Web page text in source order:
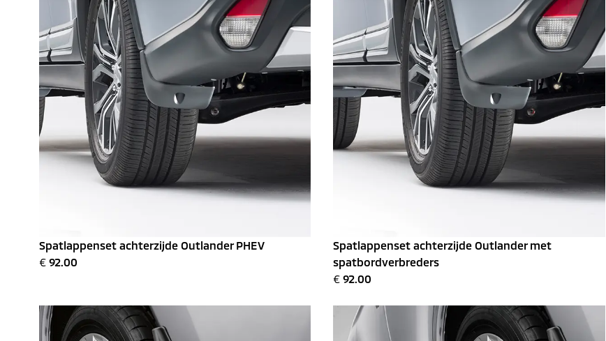
Spatlappenset achterzijde Outlander PHEV
€ 92.00
Spatlappenset achterzijde Outlander met
spatbordverbreders
€ 92.00